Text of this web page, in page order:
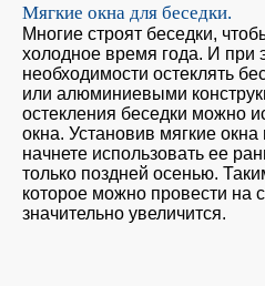
Мягкие окна для беседки.
Многие строят беседки,
холодное время года. И при
необходимости остеклять
или алюминиевыми
остекления беседки можно
окна. Установив мягкие
начнете использовать ее
только поздней осенью.
которое можно провести на
значительно увеличится.